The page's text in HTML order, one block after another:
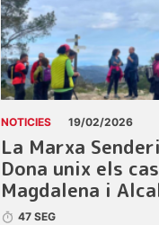
NOTICIES 19/02/2026
La Marxa
Dona unix els
Magdalena i
47 SEG